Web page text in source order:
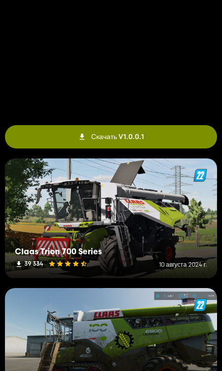
Скачать V1.0.0.1
Claas Trion 700 Series
39 334 10 августа 2024 г.